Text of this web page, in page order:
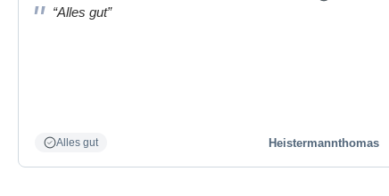
“Alles gut”
Alles gut Heistermannthomas